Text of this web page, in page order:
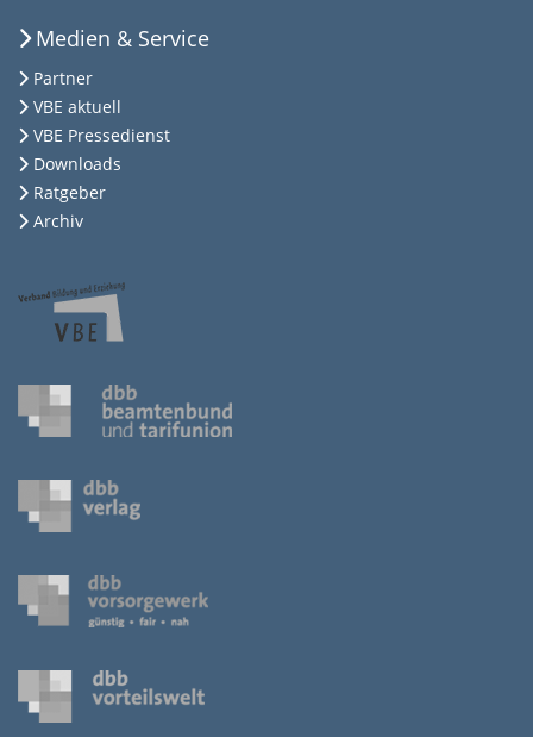
Medien & Service
Partner
VBE aktuell
VBE Pressedienst
Downloads
Ratgeber
Archiv